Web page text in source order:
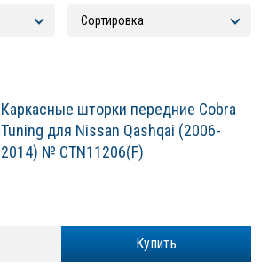
Каркасные шторки передние Cobra
Tuning для Nissan Qashqai (2006-
2014) № CTN11206(F)
Купить